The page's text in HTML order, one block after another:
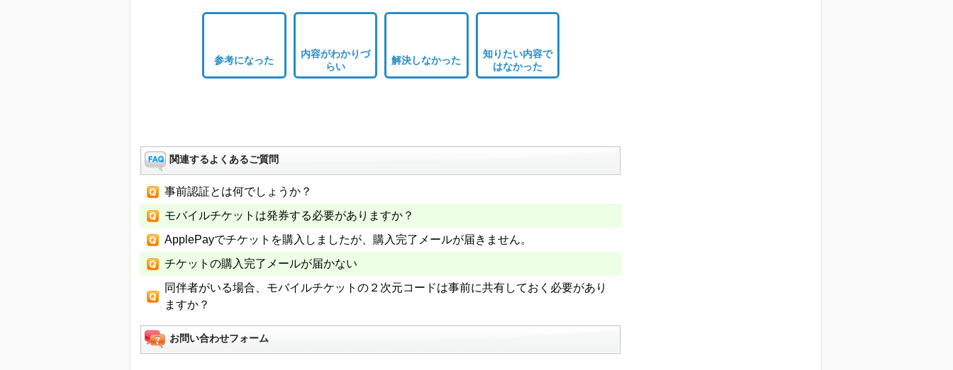
参考になった
内容がわかりづ
らい
解決しなかった
知りたい内容で
はなかった
関連するよくあるご質問
事前認証とは何でしょうか？
モバイルチケットは発券する必要がありますか？
ApplePayでチケットを購入しましたが、購入完了メールが届きません。
チケットの購入完了メールが届かない
同伴者がいる場合、モバイルチケットの２次元コードは事前に共有しておく必要があり
ますか？
お問い合わせフォーム